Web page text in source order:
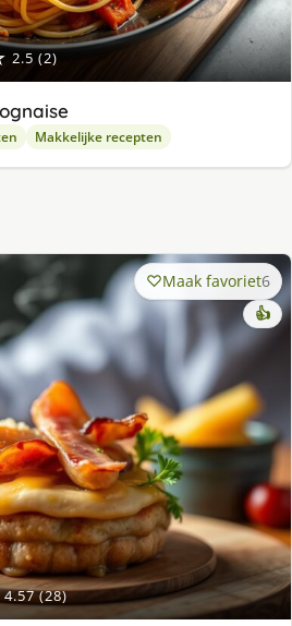
2.5 (2)
Makkelijke recepten
4.57 (28)
Maak favoriet6
👍